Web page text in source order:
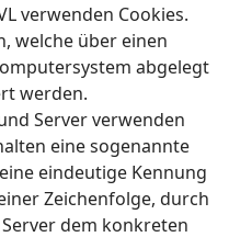
verwenden Cookies.
welche über einen
abgelegt
werden.
Server verwenden
eine sogenannte
eindeutige Kennung
Zeichenfolge, durch
dem konkreten